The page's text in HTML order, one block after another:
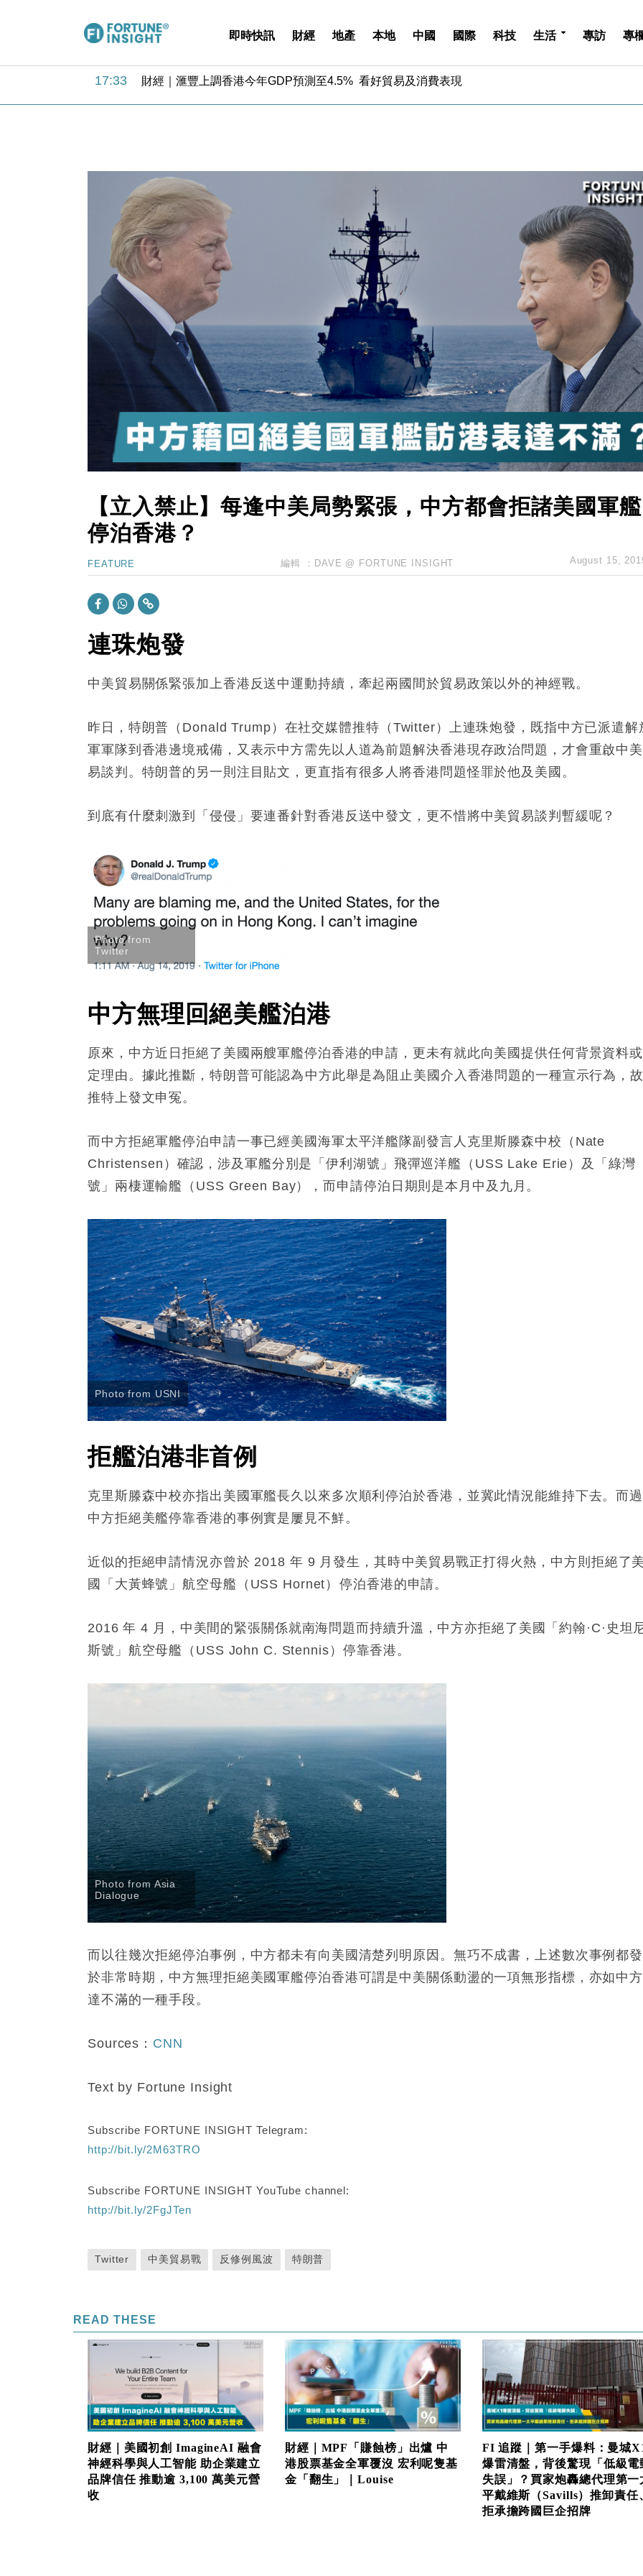
即時快訊 財經 地產 本地 中國 國際 科技 生活 專訪 專
17:33 財經｜滙豐上調香港今年GDP預測至4.5% 看好貿易及消費表現
本地｜假冒內地執法人員要求交「保證金」 43歲女子損失近6900萬元
16:05 財經｜日經失守6.5萬點後回穩 全周仍升近2%
財經｜日本春季三度入市撐日圓 4月單日斥6.28萬億日圓干預創新高
11:12 國際｜特朗普料美伊戰事快結束 承認部分彈藥庫存緊張
15:59 財經｜SA售股自救後再出手 斥4億美元押注未上市公司
18:31 財經｜華僑銀行上半年淨利創新高 中期息增15%至47仙
17:33 財經｜滙豐上調香港今年GDP預測至4.5% 看好貿易及消費表現
16:47 本地｜假冒內地執法人員要求交「保證金」 43歲女子損失近6900萬元
16:05 財經｜日經失守6.5萬點後回穩 全周仍升近2%
15:47 財經｜恒隆10月換帥 玩具「反」斗城亞洲CEO蔡德粦接任
15:11 財經｜韓股反覆波動收跌 連挫7周創逾3年最長跌勢
13:44 財經｜內地7月美元計價出口增近24%勝預期 貿易順差達1125億美元
12:44 財經｜日本春季三度入市撐日圓 4月單日斥6.28萬億日圓干預創新高
國際｜特朗普料美伊戰事快結束 承認部分彈藥庫存緊張
財經｜SA售股自救後再出手 斥4億美元押注未上市公司
【立入禁止】每逢中美局勢緊張，中方都會拒諸美國軍艦
停泊香港？
FEATURE 編輯 ： DAVE @ FORTUNE INSIGHT August 15,
連珠炮發
中美貿易關係緊張加上香港反送中運動持續，牽起兩國間於貿易政策以外的神經戰。
昨日，特朗普（Donald Trump）在社交媒體推特（Twitter）上連珠炮發，既指中方已派遣解
軍軍隊到香港邊境戒備，又表示中方需先以人道為前題解決香港現存政治問題，才會重啟中
易談判。特朗普的另一則注目貼文，更直指有很多人將香港問題怪罪於他及美國。
到底有什麼刺激到「侵侵」要連番針對香港反送中發文，更不惜將中美貿易談判暫緩呢？
Photo from
Twitter
中方無理回絕美艦泊港
原來，中方近日拒絕了美國兩艘軍艦停泊香港的申請，更未有就此向美國提供任何背景資料
定理由。據此推斷，特朗普可能認為中方此舉是為阻止美國介入香港問題的一種宣示行為，
推特上發文申冤。
而中方拒絕軍艦停泊申請一事已經美國海軍太平洋艦隊副發言人克里斯滕森中校（Nate
Christensen）確認，涉及軍艦分別是「伊利湖號」飛彈巡洋艦（USS Lake Erie）及「綠灣
號」兩棲運輸艦（USS Green Bay），而申請停泊日期則是本月中及九月。
Photo from USNI
拒艦泊港非首例
克里斯滕森中校亦指出美國軍艦長久以來多次順利停泊於香港，並冀此情況能維持下去。而
中方拒絕美艦停靠香港的事例實是屢見不鮮。
近似的拒絕申請情況亦曾於 2018 年 9 月發生，其時中美貿易戰正打得火熱，中方則拒絕了
國「大黃蜂號」航空母艦（USS Hornet）停泊香港的申請。
2016 年 4 月，中美間的緊張關係就南海問題而持續升溫，中方亦拒絕了美國「約翰·C·史坦
斯號」航空母艦（USS John C. Stennis）停靠香港。
Photo from Asia
Dialogue
而以往幾次拒絕停泊事例，中方都未有向美國清楚列明原因。無巧不成書，上述數次事例都
於非常時期，中方無理拒絕美國軍艦停泊香港可謂是中美關係動盪的一項無形指標，亦如中
達不滿的一種手段。
Sources： CNN
Text by Fortune Insight
Subscribe FORTUNE INSIGHT Telegram:
http://bit.ly/2M63TRO
Subscribe FORTUNE INSIGHT YouTube channel:
http://bit.ly/2FgJTen
Twitter 中美貿易戰 反修例風波 特朗普
READ THESE
財經｜美國初創 ImagineAI 融會
神經科學與人工智能 助企業建立
品牌信任 推動逾 3,100 萬美元營
收
財經｜MPF「賺蝕榜」出爐 中
港股票基金全軍覆沒 宏利呢隻基
金「翻生」｜Louise
FI 追蹤｜第一手爆料：曼城
爆雷清盤，背後驚現「低級電
失誤」？買家炮轟總代理第一
平戴維斯（Savills）推卸責任
拒承擔跨國巨企招牌